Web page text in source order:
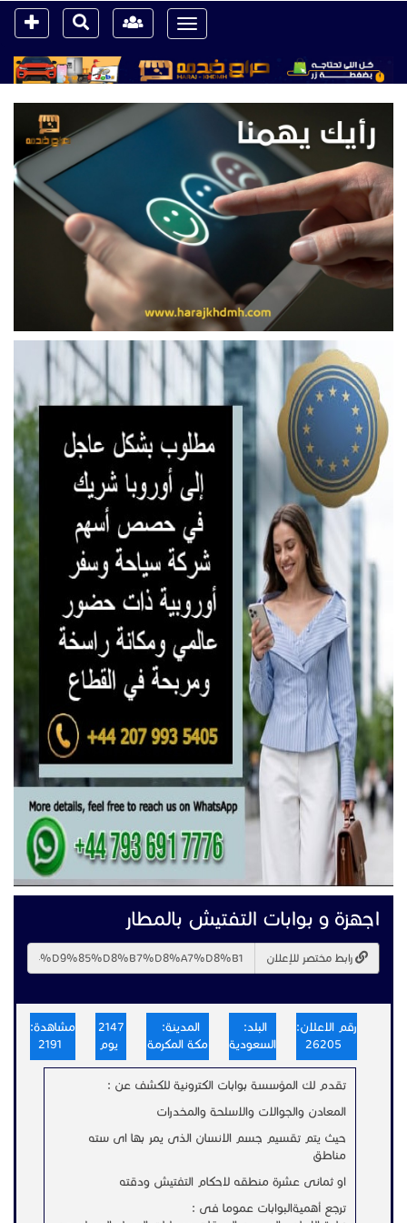
Toggle
navigation
اجهزة و بوابات التفتيش بالمطار
رابط مختصر للإعلان
رقم الاعلان:
البلد:
السعودية
المدينة:
مكة المكرمة
2147
يوم
مشاهدة:
تقدم لك المؤسسة بوابات الكترونية للكشف عن :
المعادن والجوالات والاسلحة والمخدرات
حيث يتم تقسيم جسم الانسان الذى يمر بها اى سته
مناطق
او ثمانى عشرة منطقه لاحكام التفتيش ودقته
ترجع أهميةالبوابات عموما فى :